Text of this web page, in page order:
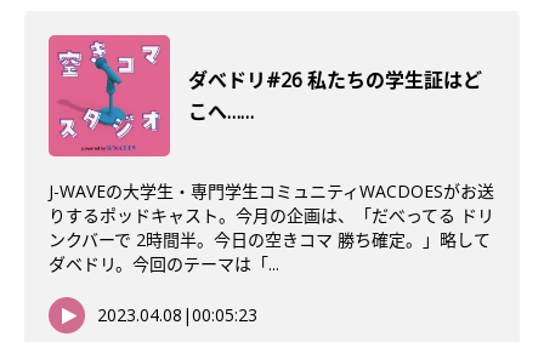
ダべドリ#26 私たちの学生証はど
こへ……
J-WAVEの大学生・専門学生コミュニティWACDOESがお送
りするポッドキャスト。今月の企画は、「だべってる ドリ
ンクバーで 2時間半。今日の空きコマ 勝ち確定。」略して
ダベドリ。今回のテーマは「...
2023.04.08 |00:05:23